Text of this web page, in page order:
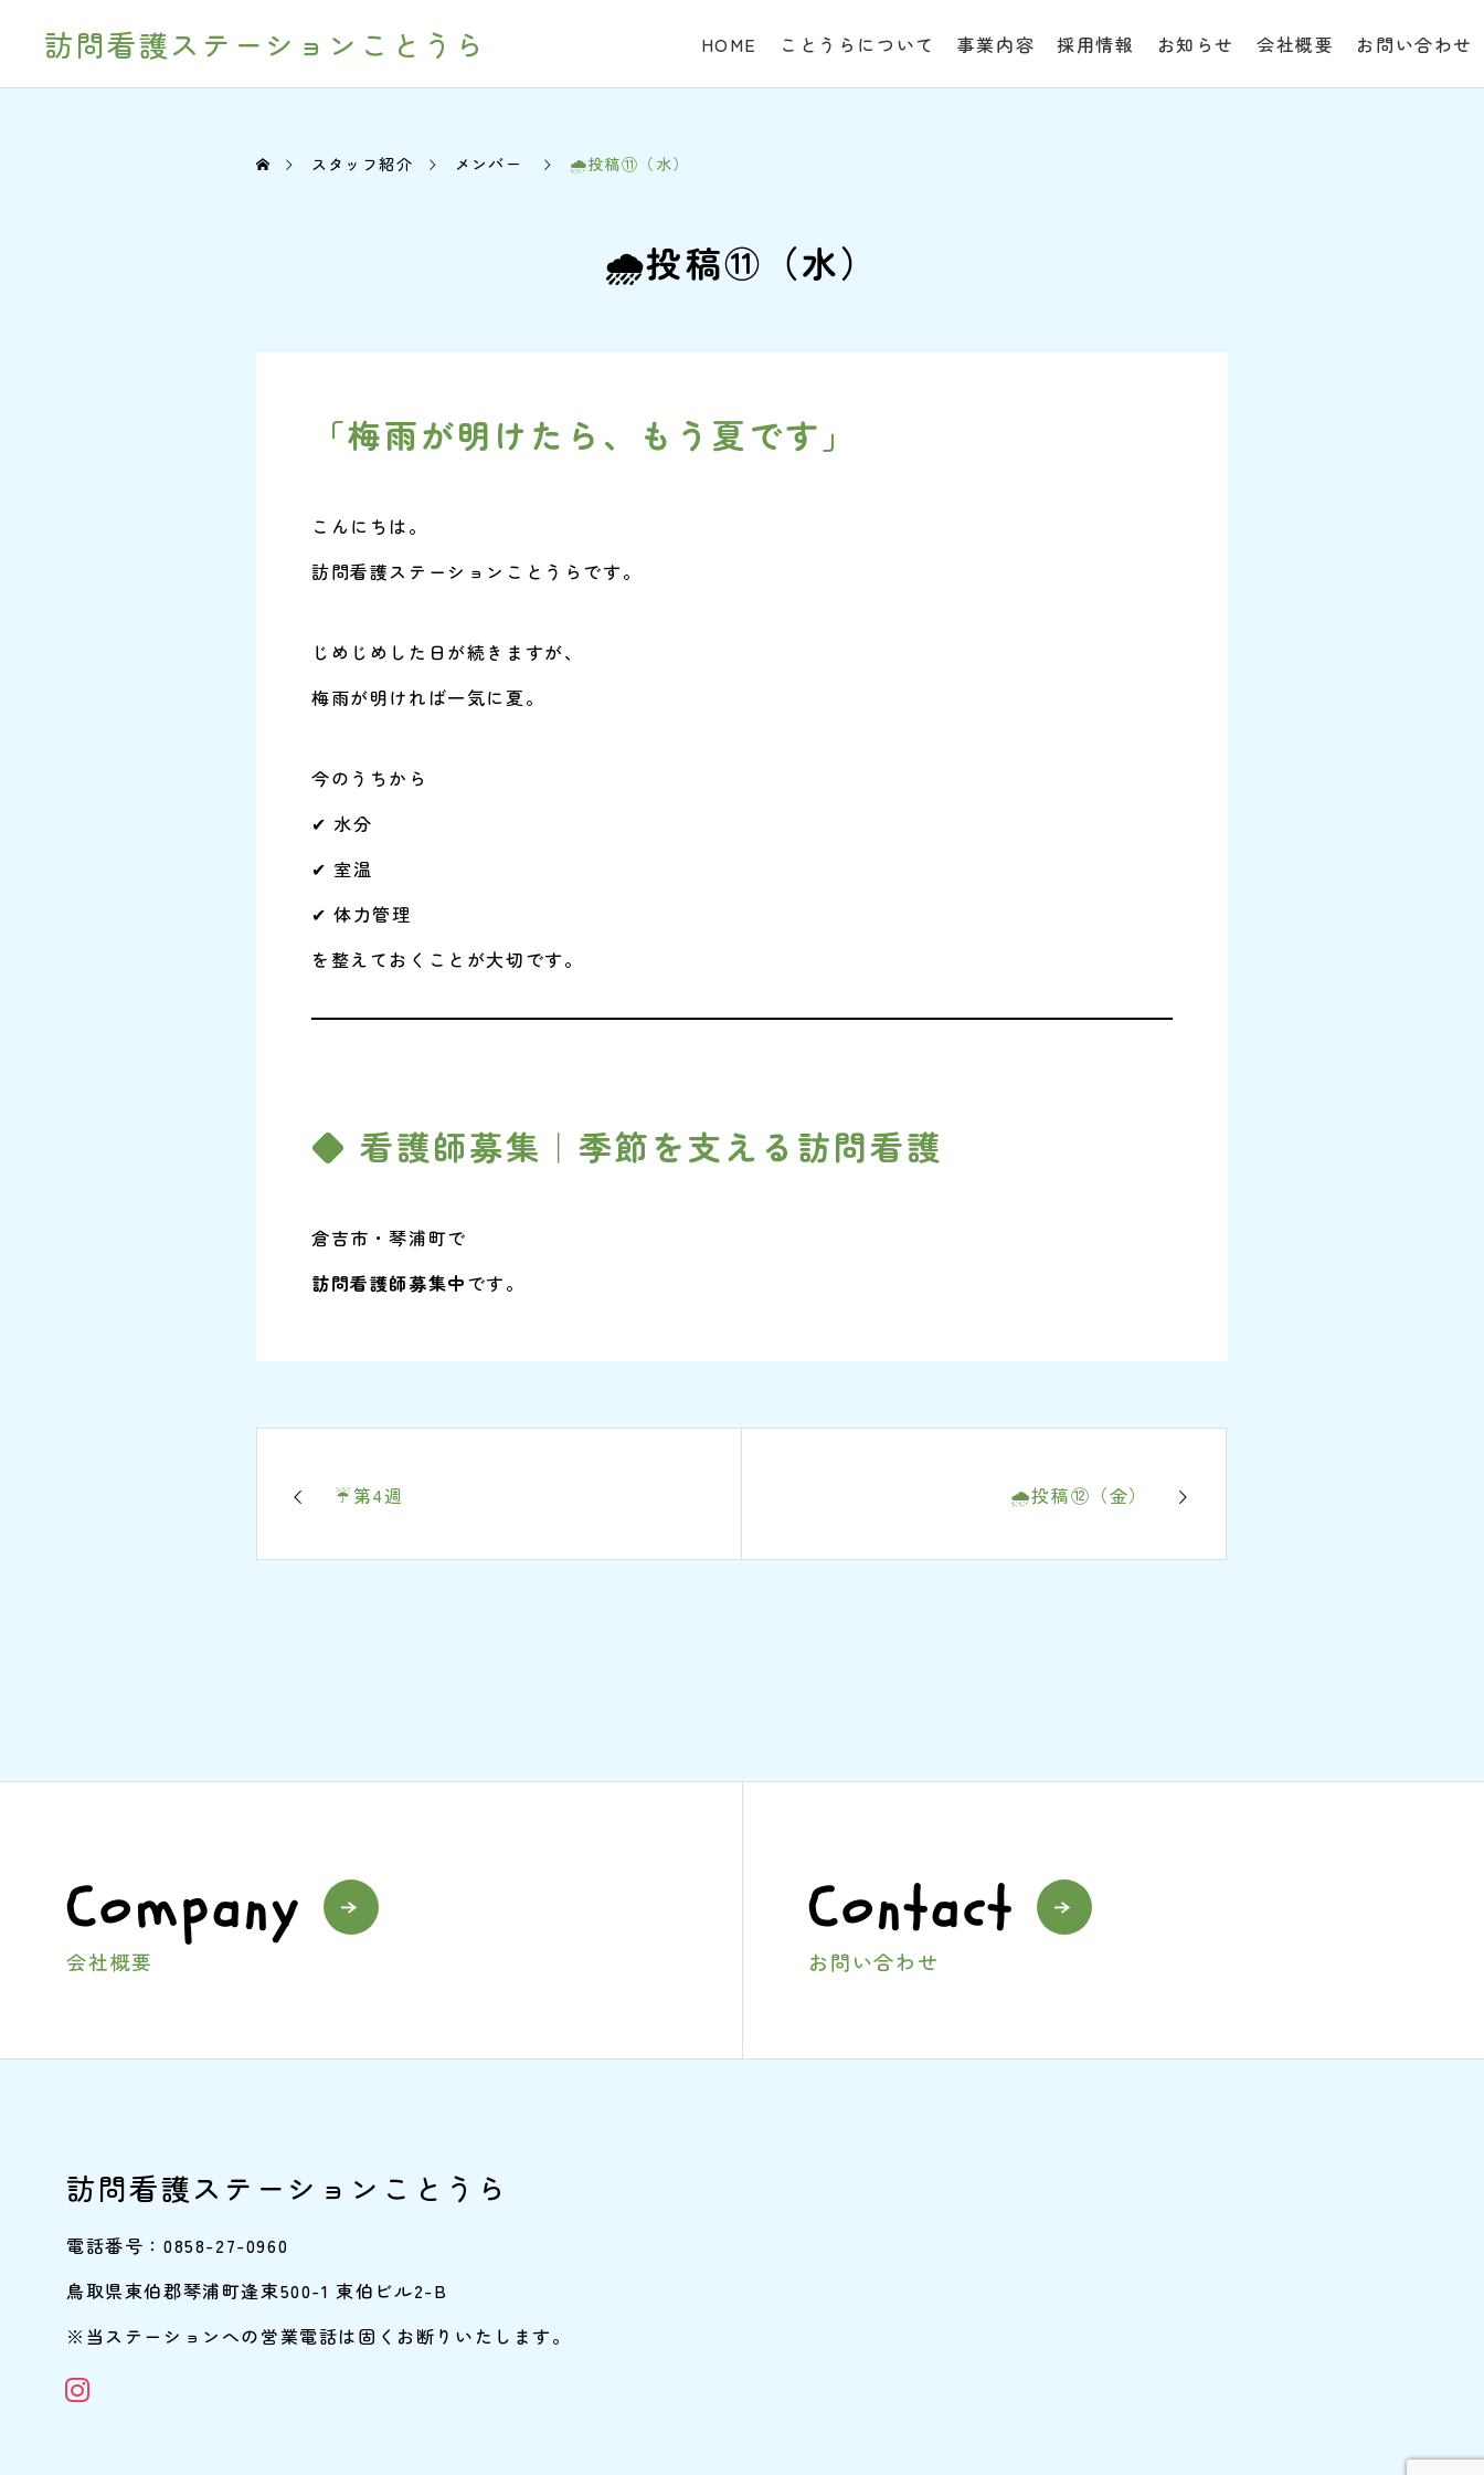
訪問看護ステーションことうら HOME ことうらについて 事業内容 採用情報 お知らせ 会社概要 お問い合わせ
スタッフ紹介 メンバー 🌧投稿⑪（水）
🌧投稿⑪（水）
「梅雨が明けたら、もう夏です」
こんにちは。
訪問看護ステーションことうらです。
じめじめした日が続きますが、
梅雨が明ければ一気に夏。
今のうちから
✔ 水分
✔ 室温
✔ 体力管理
を整えておくことが大切です。
◆ 看護師募集｜季節を支える訪問看護
倉吉市・琴浦町で
訪問看護師募集中です。
☔第4週 🌧投稿⑫（金）
Company
会社概要
Contact
お問い合わせ
訪問看護ステーションことうら
電話番号：0858-27-0960
鳥取県東伯郡琴浦町逢束500-1 東伯ビル2-B
※当ステーションへの営業電話は固くお断りいたします。